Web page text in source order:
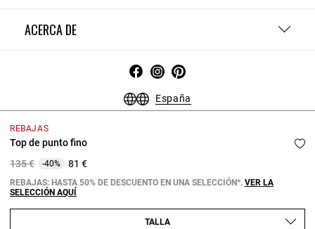
REBAJAS
Top de punto fino
Price reduced from
135 €to-40% 81 €
REBAJAS: HASTA 50% DE DESCUENTO EN UNA SELECCIÓN*. VER LA
SELECCIÓN AQUÍ
TALLA
ACERCA DE
España
Condiciones Generales - Guía de compras
Política de Confidencialidad
Copyright © 2026 Claudie Pierlot. Todos los derechos reservados.